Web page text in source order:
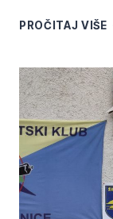
PROČITAJ VIŠE8.